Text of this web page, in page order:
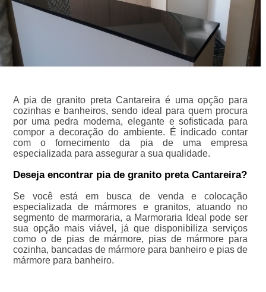
A pia de granito preta Cantareira é uma opção para
cozinhas e banheiros, sendo ideal para quem procura
por uma pedra moderna, elegante e sofisticada para
compor a decoração do ambiente. É indicado contar
com o fornecimento da pia de uma empresa
especializada para assegurar a sua qualidade.
Deseja encontrar pia de granito preta Cantareira?
Se você está em busca de venda e colocação
especializada de mármores e granitos, atuando no
segmento de marmoraria, a Marmoraria Ideal pode ser
sua opção mais viável, já que disponibiliza serviços
como o de pias de mármore, pias de mármore para
cozinha, bancadas de mármore para banheiro e pias de
mármore para banheiro.